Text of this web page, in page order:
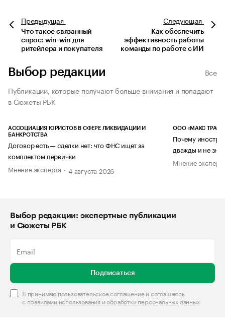
Предыдущая
Что такое связанный
спрос: win-win для
ритейлера и покупателя
Следующая
Как обеспечить
эффективность работы
команды по работе с ИИ
Выбор редакции
Все
Публикации, которые получают больше внимания и попадают
в Сюжеты РБК
АССОЦИАЦИЯ ЮРИСТОВ В СФЕРЕ ЛИКВИДАЦИИ И
БАНКРОТСТВА
Договор есть — сделки нет: что ФНС ищет за
комплектом первички
Мнение эксперта
4 августа 2026
ООО «МАКС ТРАСТ»
Почему
дважды и не
Мнение
Выбор редакции: экспертные публикации
и Сюжеты РБК
Подписаться
Я принимаю пользовательское соглашениеи соглашаюсь
с правилами использования и обработки персональных данных.